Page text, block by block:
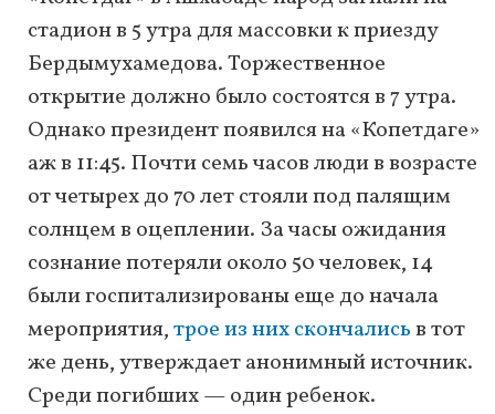
стадион в 5 утра для массовки к приезду
Бердымухамедова. Торжественное
открытие должно было состоятся в 7 утра.
Однако президент появился на «Копетдаге»
аж в 11:45. Почти семь часов люди в возрасте
от четырех до 70 лет стояли под палящим
солнцем в оцеплении. За часы ожидания
сознание потеряли около 50 человек, 14
были госпитализированы еще до начала
мероприятия,трое из них скончалисьв тот
же день, утверждает анонимный источник.
Среди погибших — один ребенок.